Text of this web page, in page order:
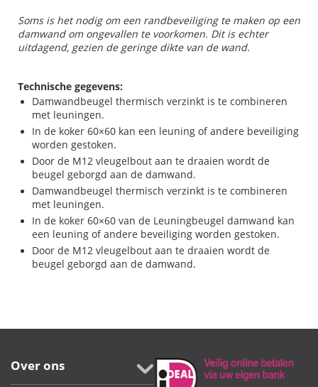
Soms is het nodig om een randbeveiliging te maken op een
damwand om ongevallen te voorkomen. Dit is echter
uitdagend, gezien de geringe dikte van de wand.
Technische gegevens:
Damwandbeugel thermisch verzinkt is te combineren
met leuningen.
In de koker 60×60 kan een leuning of andere beveiliging
worden gestoken.
Door de M12 vleugelbout aan te draaien wordt de
beugel geborgd aan de damwand.
Damwandbeugel thermisch verzinkt is te combineren
met leuningen.
In de koker 60×60 van de Leuningbeugel damwand kan
een leuning of andere beveiliging worden gestoken.
Door de M12 vleugelbout aan te draaien wordt de
beugel geborgd aan de damwand.
Over ons